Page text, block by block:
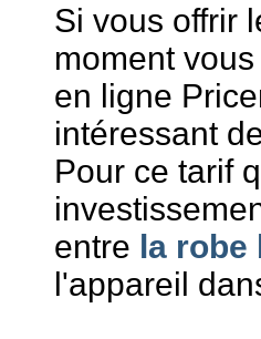
Si vous offrir
moment
en ligne
intéressant
Pour ce tarif
entre la robe
l'appareil